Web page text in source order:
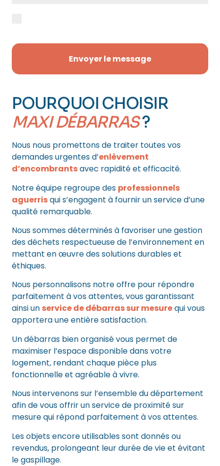
Envoyer le message
POURQUOI CHOISIR
MAXI DÉBARRAS?
Nous nous promettons de traiter toutes vos
demandes urgentes d’enlèvement
d’encombrantsavec rapidité et efficacité.
Notre équipe regroupe des professionnels
aguerrisqui s’engagent à fournir un service d’une
qualité remarquable.
Nous sommes déterminés à favoriser une gestion
des déchets respectueuse de l’environnement en
mettant en œuvre des solutions durables et
éthiques.
Nous personnalisons notre offre pour répondre
parfaitement à vos attentes, vous garantissant
ainsi un service de débarras sur mesurequi vous
apportera une entière satisfaction.
Un débarras bien organisé vous permet de
maximiser l’espace disponible dans votre
logement, rendant chaque pièce plus
fonctionnelle et agréable à vivre.
Nous intervenons sur l’ensemble du département
afin de vous offrir un service de proximité sur
mesure qui répond parfaitement à vos attentes.
Les objets encore utilisables sont donnés ou
revendus, prolongeant leur durée de vie et évitant
le gaspillage.